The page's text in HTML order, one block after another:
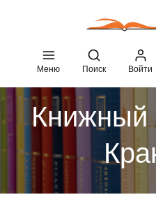
Меню
Open search
Поиск Войти
Книжный